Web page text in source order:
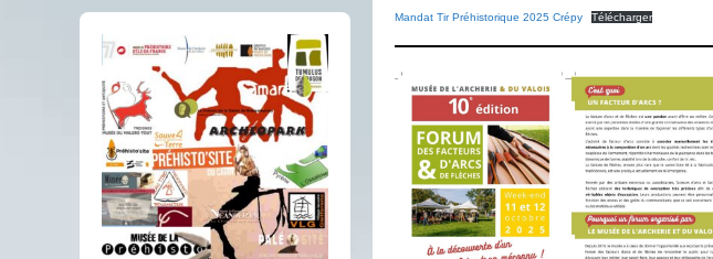
Mandat Tir Préhistorique 2025 Crépy Télécharger